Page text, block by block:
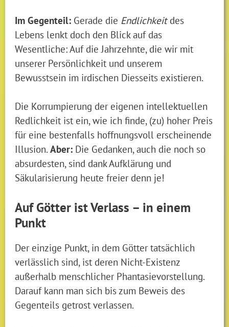
Im Gegenteil: Gerade die Endlichkeitdes
Lebens lenkt doch den Blick auf das
Wesentliche: Auf die Jahrzehnte, die wir mit
unserer Persönlichkeit und unserem
Bewusstsein im irdischen Diesseits existieren.
Die Korrumpierung der eigenen intellektuellen
Redlichkeit ist ein, wie ich finde, (zu) hoher Preis
für eine bestenfalls hoffnungsvoll erscheinende
Illusion.Aber: Die Gedanken, auch die noch so
absurdesten, sind dank Aufklärung und
Säkularisierung heute freier denn je!
Auf Götter ist Verlass – in einem
Punkt
Der einzige Punkt, in dem Götter tatsächlich
verlässlich sind, ist deren Nicht-Existenz
außerhalb menschlicher Phantasievorstellung.
Darauf kann man sich bis zum Beweis des
Gegenteils getrost verlassen.